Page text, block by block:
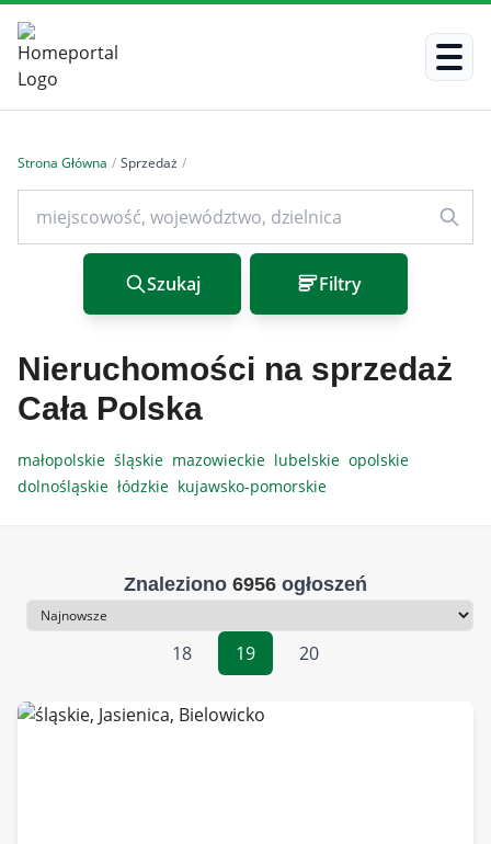
Strona Główna / Sprzedaż /
Szukaj Filtry
Nieruchomości na sprzedaż
Cała Polska
małopolskie śląskie mazowieckie lubelskie opolskie
dolnośląskie łódzkie kujawsko-pomorskie
Znaleziono 6956 ogłoszeń
Sortowanie
18
19 20